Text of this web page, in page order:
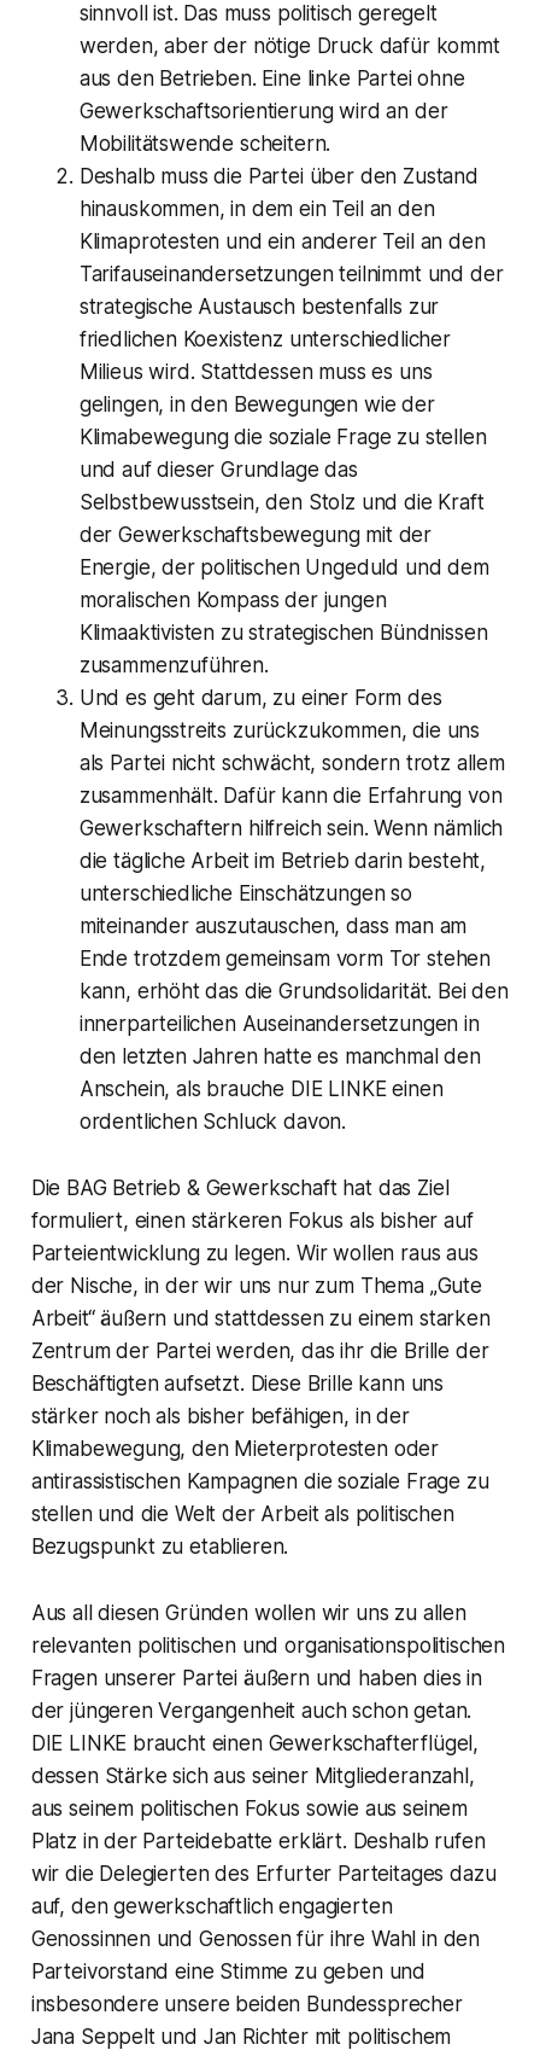
sinnvoll ist. Das muss politisch geregelt
werden, aber der nötige Druck dafür kommt
aus den Betrieben. Eine linke Partei ohne
Gewerkschaftsorientierung wird an der
Mobilitätswende scheitern.
Deshalb muss die Partei über den Zustand
hinauskommen, in dem ein Teil an den
Klimaprotesten und ein anderer Teil an den
Tarifauseinandersetzungen teilnimmt und der
strategische Austausch bestenfalls zur
friedlichen Koexistenz unterschiedlicher
Milieus wird. Stattdessen muss es uns
gelingen, in den Bewegungen wie der
Klimabewegung die soziale Frage zu stellen
und auf dieser Grundlage das
Selbstbewusstsein, den Stolz und die Kraft
der Gewerkschaftsbewegung mit der
Energie, der politischen Ungeduld und dem
moralischen Kompass der jungen
Klimaaktivisten zu strategischen Bündnissen
zusammenzuführen.
Und es geht darum, zu einer Form des
Meinungsstreits zurückzukommen, die uns
als Partei nicht schwächt, sondern trotz allem
zusammenhält. Dafür kann die Erfahrung von
Gewerkschaftern hilfreich sein. Wenn nämlich
die tägliche Arbeit im Betrieb darin besteht,
unterschiedliche Einschätzungen so
miteinander auszutauschen, dass man am
Ende trotzdem gemeinsam vorm Tor stehen
kann, erhöht das die Grundsolidarität. Bei den
innerparteilichen Auseinandersetzungen in
den letzten Jahren hatte es manchmal den
Anschein, als brauche DIE LINKE einen
ordentlichen Schluck davon.
Die BAG Betrieb & Gewerkschaft hat das Ziel
formuliert, einen stärkeren Fokus als bisher auf
Parteientwicklung zu legen. Wir wollen raus aus
der Nische, in der wir uns nur zum Thema „Gute
Arbeit“ äußern und stattdessen zu einem starken
Zentrum der Partei werden, das ihr die Brille der
Beschäftigten aufsetzt. Diese Brille kann uns
stärker noch als bisher befähigen, in der
Klimabewegung, den Mieterprotesten oder
antirassistischen Kampagnen die soziale Frage zu
stellen und die Welt der Arbeit als politischen
Bezugspunkt zu etablieren.
Aus all diesen Gründen wollen wir uns zu allen
relevanten politischen und organisationspolitischen
Fragen unserer Partei äußern und haben dies in
der jüngeren Vergangenheit auch schon getan.
DIE LINKE braucht einen Gewerkschafterflügel,
dessen Stärke sich aus seiner Mitgliederanzahl,
aus seinem politischen Fokus sowie aus seinem
Platz in der Parteidebatte erklärt. Deshalb rufen
wir die Delegierten des Erfurter Parteitages dazu
auf, den gewerkschaftlich engagierten
Genossinnen und Genossen für ihre Wahl in den
Parteivorstand eine Stimme zu geben und
insbesondere unsere beiden Bundessprecher
Jana Seppelt und Jan Richter mit politischem